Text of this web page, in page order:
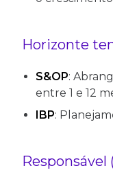
Horizonte
S&OP:
entre 1 e 12
IBP:
Responsável